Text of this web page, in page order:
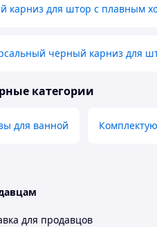
карниз для штор с плавным
черный карниз для
категории
для ванной
для продавцов